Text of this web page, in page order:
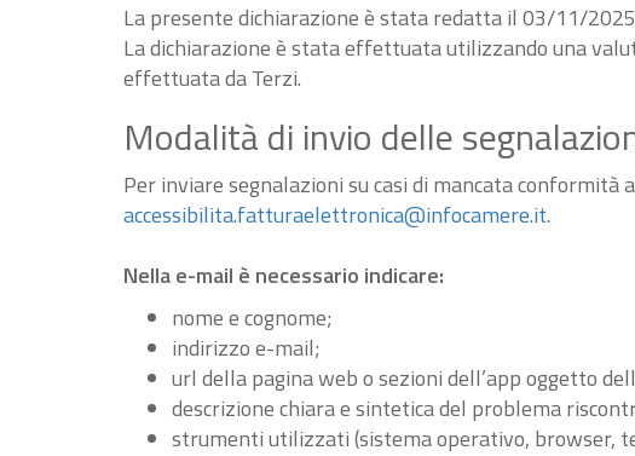
La presente dichiarazione è stata redatta il 03/11/
La dichiarazione è stata effettuata utilizzando una
effettuata da Terzi.
Modalità di invio delle
Per inviare segnalazioni su casi di mancata
accessibilita.fatturaelettronica@infocamere.it.
Nella e-mail è necessario indicare:
nome e cognome;
indirizzo e-mail;
url della pagina web o sezioni dell’app oggetto
descrizione chiara e sintetica del problema
strumenti utilizzati (sistema operativo, browser,